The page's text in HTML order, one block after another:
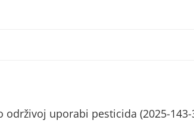
održivoj uporabi pesticida (2025-143-